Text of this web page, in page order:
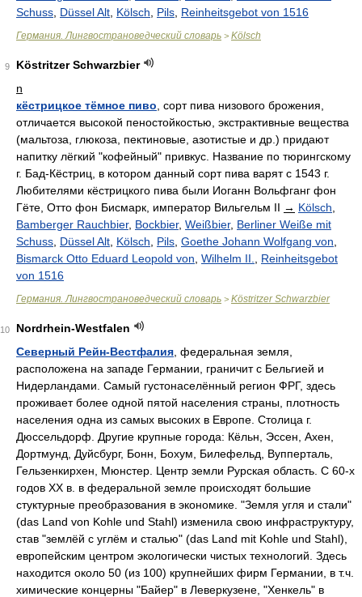
Schuss Düssel Alt Kölsch Pils Reinheitsgebot von 1516
Германия. Лингвострановедческий словарь > Kölsch
9
Köstritzer Schwarzbier
n
кёстрицкое тёмное пиво , сорт пива низового брожения,
отличается высокой пеностойкостью, экстрактивные вещества
(мальтоза, глюкоза, пектиновые, азотистые и др.) придают
напитку лёгкий "кофейный" привкус. Название по тюрингскому
г. Бад-Кёстриц, в котором данный сорт пива варят с 1543 г.
Любителями кёстрицкого пива были Иоганн Вольфганг фон
Гёте, Отто фон Бисмарк, император Вильгельм II → Kölsch
Bamberger Rauchbier, Bockbier, Weißbier, Berliner Weiße mit
Schuss Düssel Alt Kölsch Pils Goethe Johann Wolfgang von
Bismarck Otto Eduard Leopold von Wilhelm II.
Reinheitsgebot
von 1516
Германия. Лингвострановедческий словарь > Köstritzer Schwarzbier
10
Nordrhein-Westfalen
Северный Рейн-Вестфалия , федеральная земля,
расположена на западе Германии, граничит с Бельгией и
Нидерландами. Самый густонаселённый регион ФРГ, здесь
проживает более одной пятой населения страны, плотность
населения одна из самых высоких в Европе. Столица г.
Дюссельдорф. Другие крупные города: Кёльн, Эссен, Ахен,
Дортмунд, Дуйсбург, Бонн, Бохум, Билефельд, Вупперталь,
Гельзенкирхен, Мюнстер. Центр земли Рурская область. С 60-х
годов XX в. в федеральной земле происходят большие
стуктурные преобразования в экономике. "Земля угля и стали"
(das Land von Kohle und Stahl) изменила свою инфраструктуру,
став "землёй с углём и сталью" (das Land mit Kohle und Stahl),
европейским центром экологически чистых технологий. Здесь
находится около 50 (из 100) крупнейших фирм Германии, в т.ч.
химические концерны "Байер" в Леверкузене, "Хенкель" в